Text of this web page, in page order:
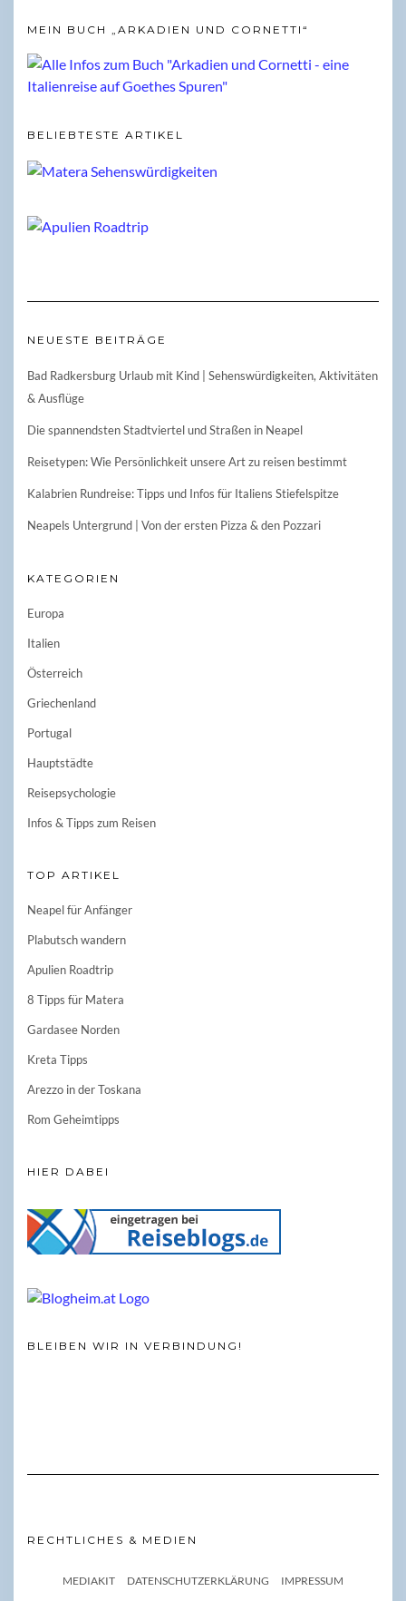
MEIN BUCH „ARKADIEN UND CORNETTI“
BELIEBTESTE ARTIKEL
NEUESTE BEITRÄGE
Bad Radkersburg Urlaub mit Kind | Sehenswürdigkeiten, Aktivitäten
& Ausflüge
Die spannendsten Stadtviertel und Straßen in Neapel
Reisetypen: Wie Persönlichkeit unsere Art zu reisen bestimmt
Kalabrien Rundreise: Tipps und Infos für Italiens Stiefelspitze
Neapels Untergrund | Von der ersten Pizza & den Pozzari
KATEGORIEN
Europa
Italien
Österreich
Griechenland
Portugal
Hauptstädte
Reisepsychologie
Infos & Tipps zum Reisen
TOP ARTIKEL
Neapel für Anfänger
Plabutsch wandern
Apulien Roadtrip
8 Tipps für Matera
Gardasee Norden
Kreta Tipps
Arezzo in der Toskana
Rom Geheimtipps
HIER DABEI
BLEIBEN WIR IN VERBINDUNG!
RECHTLICHES & MEDIEN
MEDIAKIT DATENSCHUTZERKLÄRUNG IMPRESSUM